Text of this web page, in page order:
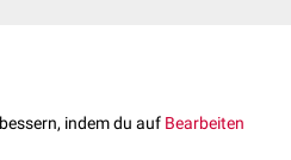
die bukkale Fläche des Reißzahnes
üben sie eine Scherwirkung aus,
and Uwe Gille, eds. Anatomie für
indem du auf Bearbeiten